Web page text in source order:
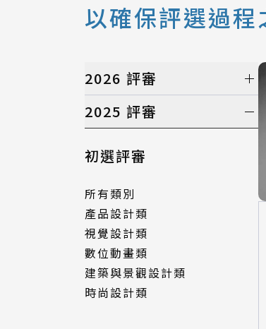
以確保評選過程
2026 評審
初選評審
所有類別
產品設計類
視覺設計類
數位動畫類
建築與景觀設計類
時尚設計類
決選評審
2025 評審
初選評審
所有類別
產品設計類
視覺設計類
數位動畫類
建築與景觀設計類
時尚設計類